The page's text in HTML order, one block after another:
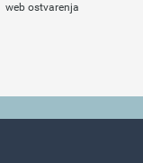
web ostvarenja